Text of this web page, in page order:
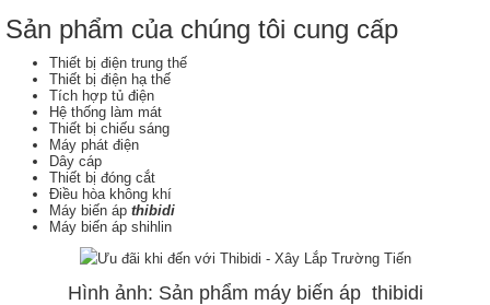
Sản phẩm của chúng tôi cung cấp
Thiết bị điện trung thế
Thiết bị điện hạ thế
Tích hợp tủ điện
Hệ thống làm mát
Thiết bị chiếu sáng
Máy phát điện
Dây cáp
Thiết bị đóng cắt
Điều hòa không khí
Máy biến áp thibidi
Máy biến áp shihlin
Hình ảnh: Sản phẩm máy biến áp thibidi